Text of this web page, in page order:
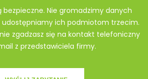
bezpieczne. Nie gromadzimy danych
udostępniamy ich podmiotom trzecim.
zgadzasz się na kontakt telefoniczny
z przedstawiciela firmy.